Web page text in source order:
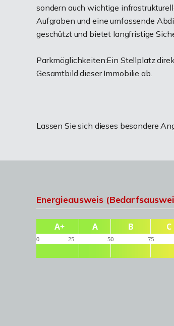
sondern auch wichtige
Aufgraben und eine umfassende
geschützt und bietet langfristige
Parkmöglichkeiten:Ein Stellplatz
Gesamtbild dieser Immobilie ab.
Lassen Sie sich dieses besondere
Energieausweis